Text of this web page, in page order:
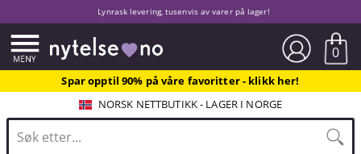
Lynrask levering, tusenvis av varer på lager!
0
Spar opptil 90% på våre favoritter - klikk her!
NORSK NETTBUTIKK - LAGER I NORGE